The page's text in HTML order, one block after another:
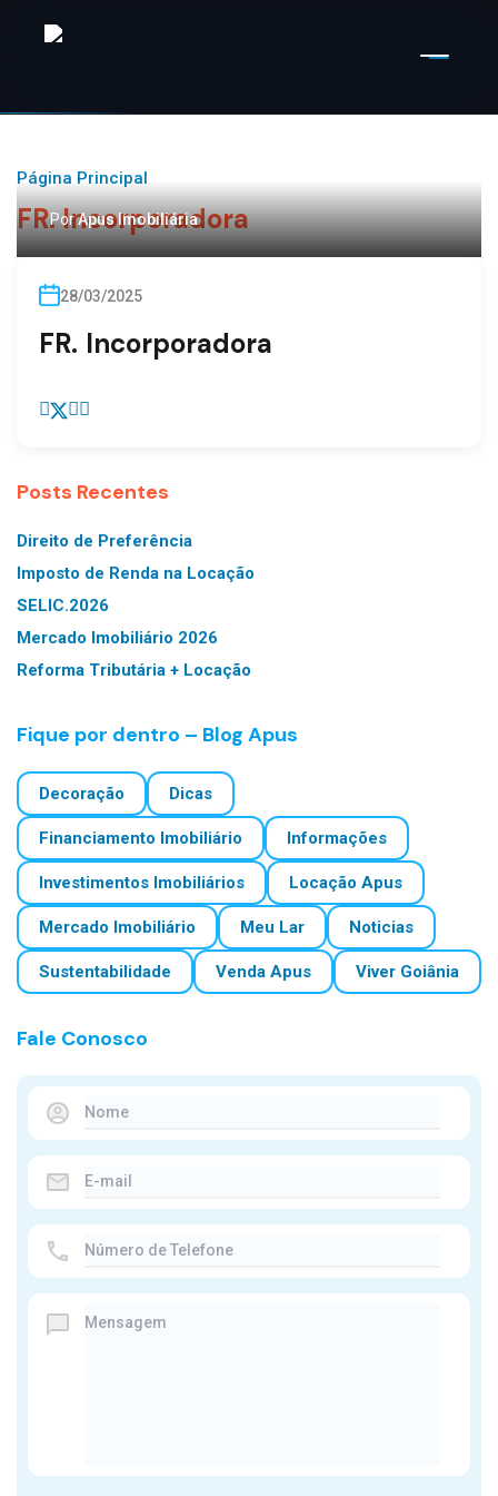
Página Principal
FR. Incorporadora
PorApus Imobiliária
28/03/2025
FR. Incorporadora
Posts Recentes
Direito de Preferência
Imposto de Renda na Locação
SELIC.2026
Mercado Imobiliário 2026
Reforma Tributária + Locação
Fique por dentro – Blog Apus
Decoração Dicas
Financiamento Imobiliário Informações
Investimentos Imobiliários Locação Apus
Mercado Imobiliário Meu Lar Noticias
Sustentabilidade Venda Apus Viver Goiânia
Fale Conosco